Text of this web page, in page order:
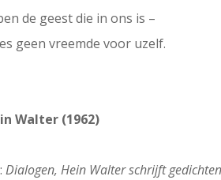
de geest die in ons is –
geen vreemde voor uzelf.
Walter (1962)
Dialogen, Hein Walter schrijft